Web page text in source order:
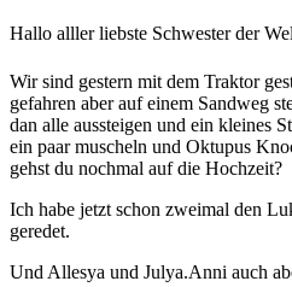
Hallo alller liebste Schwester
Wir sind gestern mit dem Traktor
gefahren aber auf einem Sandweg
dan alle aussteigen und ein kleines
ein paar muscheln und Oktupus
gehst du nochmal auf die Hochzeit?
Ich habe jetzt schon zweimal den
geredet.
Und Allesya und Julya.Anni auch